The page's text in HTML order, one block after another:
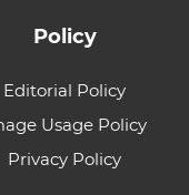
Policy
Editorial Policy
Usage Policy
Privacy Policy